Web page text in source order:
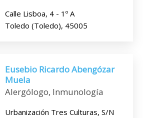
Calle Lisboa, 4 - 1º A
Toledo (Toledo), 45005
Eusebio Ricardo Abengózar
Muela
Alergólogo, Inmunología
Urbanización Tres Culturas, S/N